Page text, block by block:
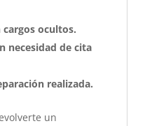
ocultos.
necesidad de cita
realizada.
un